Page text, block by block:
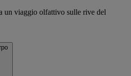
un viaggio olfattivo sulle rive del